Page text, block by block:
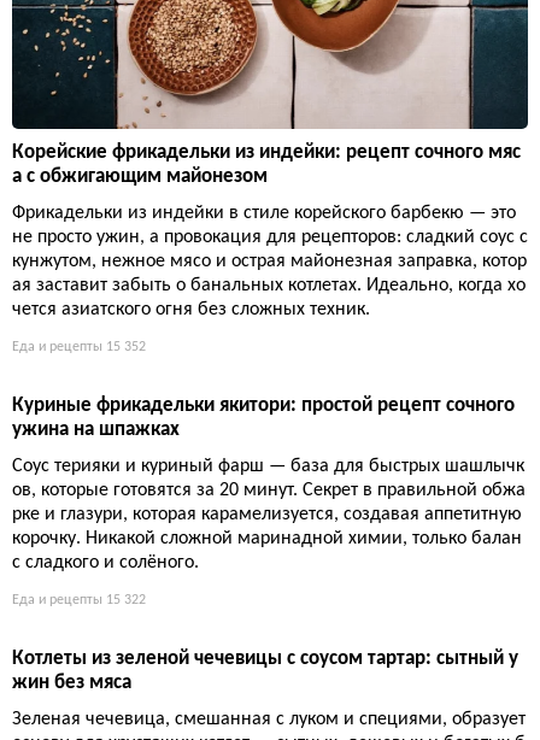
Корейские фрикадельки из индейки: рецепт сочного мяс
а с обжигающим майонезом
Фрикадельки из индейки в стиле корейского барбекю — это
не просто ужин, а провокация для рецепторов: сладкий соус с
кунжутом, нежное мясо и острая майонезная заправка, котор
ая заставит забыть о банальных котлетах. Идеально, когда хо
чется азиатского огня без сложных техник.
Еда и рецепты 15 352